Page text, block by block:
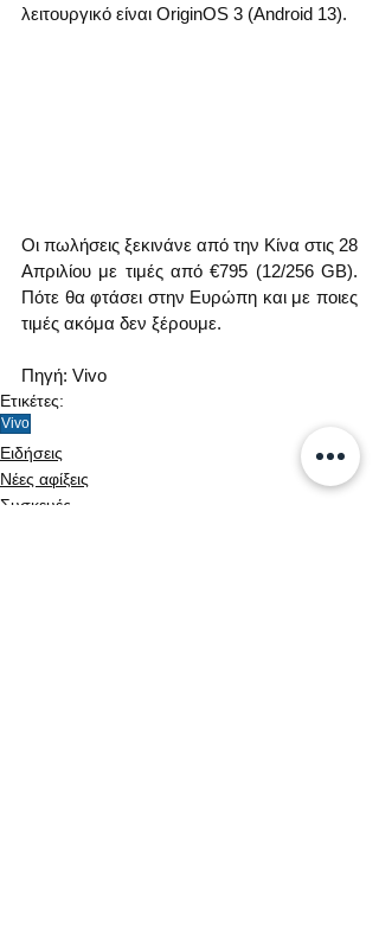
λειτουργικό είναι OriginOS 3 (Android 13).
Οι πωλήσεις ξεκινάνε από την Κίνα στις 28
Απριλίου με τιμές από €795 (12/256 GB).
Πότε θα φτάσει στην Ευρώπη και με ποιες
τιμές ακόμα δεν ξέρουμε.
Πηγή: Vivo
Ετικέτες:
Vivo
Ειδήσεις
Νέες αφίξεις
Συσκευές